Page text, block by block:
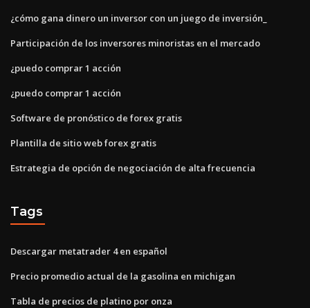
¿cómo gana dinero un inversor con un juego de inversión_
Participación de los inversores minoristas en el mercado
¿puedo comprar 1 acción
¿puedo comprar 1 acción
Software de pronóstico de forex gratis
Plantilla de sitio web forex gratis
Estrategia de opción de negociación de alta frecuencia
Tags
Descargar metatrader 4 en español
Precio promedio actual de la gasolina en michigan
Tabla de precios de platino por onza